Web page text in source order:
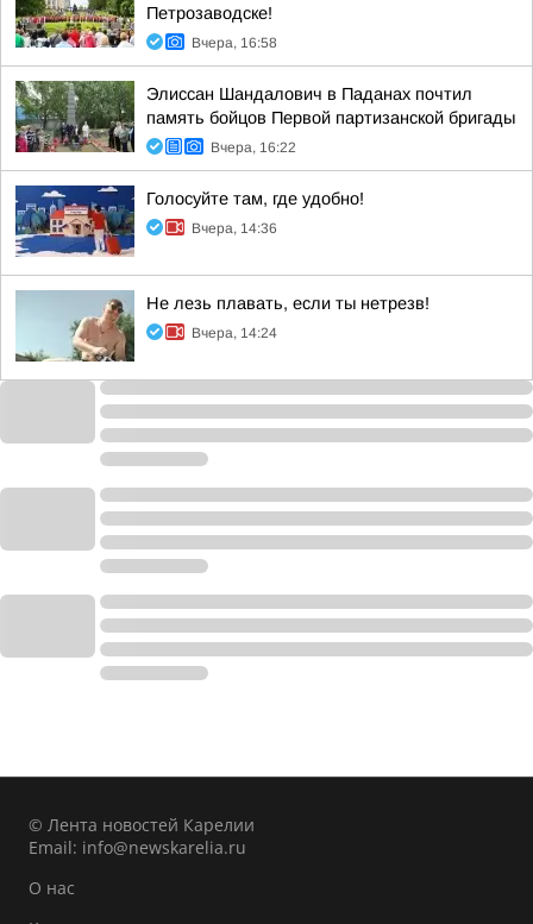
Петрозаводске!
Вчера, 16:58
Элиссан Шандалович в Паданах почтил
память бойцов Первой партизанской бригады
Вчера, 16:22
Голосуйте там, где удобно!
Вчера, 14:36
Не лезь плавать, если ты нетрезв!
Вчера, 14:24
© Лента новостей Карелии
Email: info@newskarelia.ru
О нас